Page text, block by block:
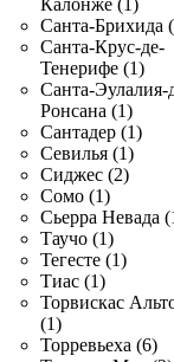
Калонже (1)
Санта-Брихида
Санта-Крус-де-
Тенерифе (1)
Санта-Эулалия-
Ронсана (1)
Сантадер (1)
Севилья (1)
Сиджес (2)
Сомо (1)
Сьерра Невада
Таучо (1)
Тегесте (1)
Тиас (1)
Торвискас
(1)
Торревьеха (6)